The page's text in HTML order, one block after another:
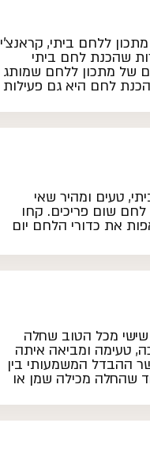
ללחם ביתי, קראנצ'י
שהכנת לחם ביתי
של מתכון ללחם שמותג
לחם היא גם פעילות
טעים ומהיר שאי
שום פריכים. קחו
את כדורי הלחם יום
מכל הטוב שחלה
טעימה ומביאה איתה
ההבדל המשמעותי בין
שהחלה מכילה שמן או